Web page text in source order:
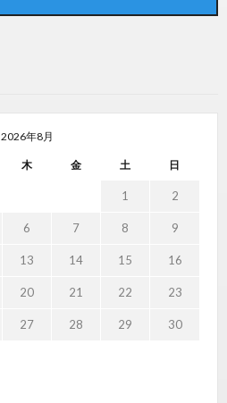
2026年8月
木 金 土 日
1 2
6 7 8 9
13 14 15 16
20 21 22 23
27 28 29 30